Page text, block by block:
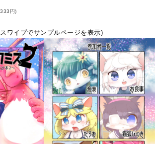
円)
ワイプでサンプルページを表示)